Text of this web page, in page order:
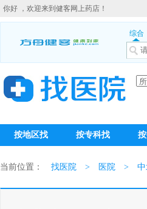
你好 ，欢迎来到健客网上药店！
综合
按地区找 按专科找
当前位置： 找医院 > 医院 >